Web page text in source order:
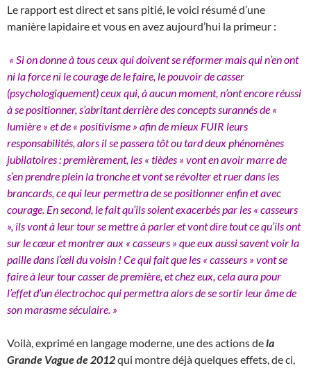
Le rapport est direct et sans pitié, le voici résumé d’une
manière lapidaire et vous en avez aujourd’hui la primeur :
« Si on donne à tous ceux qui doivent se réformer mais qui n’en ont
ni la force ni le courage de le faire, le pouvoir de casser
(psychologiquement) ceux qui, à aucun moment, n’ont encore réussi
à se positionner, s’abritant derrière des concepts surannés de «
lumière » et de « positivisme » afin de mieux FUIR leurs
responsabilités, alors il se passera tôt ou tard deux phénomènes
jubilatoires : premièrement, les « tièdes » vont en avoir marre de
s’en prendre plein la tronche et vont se révolter et ruer dans les
brancards, ce qui leur permettra de se positionner enfin et avec
courage. En second, le fait qu’ils soient exacerbés par les « casseurs
», ils vont à leur tour se mettre à parler et vont dire tout ce qu’ils ont
sur le cœur et montrer aux « casseurs » que eux aussi savent voir la
paille dans l’œil du voisin ! Ce qui fait que les « casseurs » vont se
faire à leur tour casser de première, et chez eux, cela aura pour
l’effet d’un électrochoc qui permettra alors de se sortir leur âme de
son marasme séculaire. »
Voilà, exprimé en langage moderne, une des actions dela
Grande Vague de 2012qui montre déjà quelques effets, de ci,